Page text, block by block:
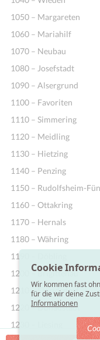
1050 – Margareten
1060 – Mariahilf
1070 – Neubau
1080 – Josefstadt
1090 – Alsergrund
1100 – Favoriten
1110 – Simmering
1120 – Meidling
1130 – Hietzing
1140 – Penzing
1150 – Rudolfsheim-
1160 – Ottakring
1170 – Hernals
1180 – Währing
1190 – Döbling
1200 – Brigittenau
1210 – Floridsdorf
1220 – Donaustadt
1230 – Liesing
Cookie
Wir kommen fast
für die wir deine
Informationen